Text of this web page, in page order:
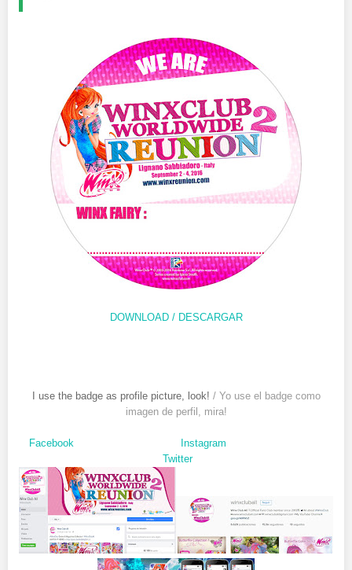
DOWNLOAD / DESCARGAR
I use the badge as profile picture, look! / Yo use el badge como
imagen de perfil, mira!
Facebook
Instagram
Twitter